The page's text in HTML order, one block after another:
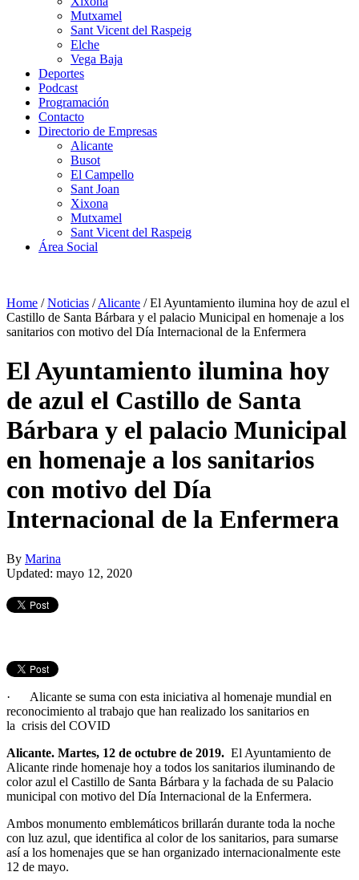
Mutxamel
Sant Vicent del Raspeig
Elche
Vega Baja
Deportes
Podcast
Programación
Contacto
Directorio de Empresas
Alicante
Busot
El Campello
Sant Joan
Xixona
Mutxamel
Sant Vicent del Raspeig
Área Social
Home /Noticias /Alicante /El Ayuntamiento ilumina hoy de azul el
Castillo de Santa Bárbara y el palacio Municipal en homenaje a los
sanitarios con motivo del Día Internacional de la Enfermera
El Ayuntamiento ilumina hoy
de azul el Castillo de Santa
Bárbara y el palacio Municipal
en homenaje a los sanitarios
con motivo del Día
Internacional de la Enfermera
By Marina
Updated: mayo 12, 2020
· Alicante se suma con esta iniciativa al homenaje mundial en
reconocimiento al trabajo que han realizado los sanitarios en
la crisis del COVID
Alicante. Martes, 12 de octubre de 2019. El Ayuntamiento de
Alicante rinde homenaje hoy a todos los sanitarios iluminando de
color azul el Castillo de Santa Bárbara y la fachada de su Palacio
municipal con motivo del Día Internacional de la Enfermera.
Ambos monumento emblemáticos brillarán durante toda la noche
con luz azul, que identifica al color de los sanitarios, para sumarse
así a los homenajes que se han organizado internacionalmente este
12 de mayo.